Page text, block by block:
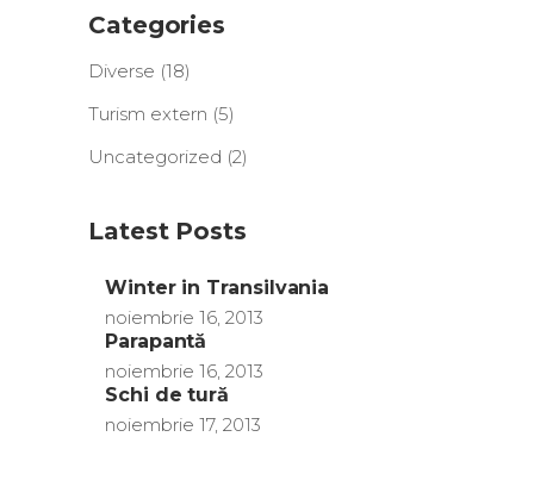
Categories
Diverse (18)
Turism extern (5)
Uncategorized (2)
Latest Posts
Winter in Transilvania
noiembrie 16, 2013
Parapantă
noiembrie 16, 2013
Schi de tură
noiembrie 17, 2013